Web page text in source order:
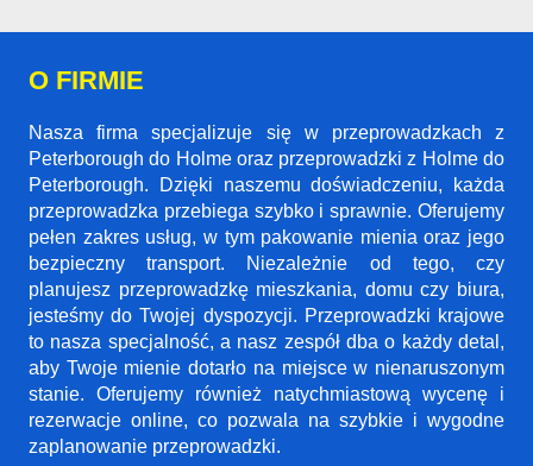
O FIRMIE
Nasza firma specjalizuje się w przeprowadzkach z
Peterborough do Holme oraz przeprowadzki z Holme do
Peterborough. Dzięki naszemu doświadczeniu, każda
przeprowadzka przebiega szybko i sprawnie. Oferujemy
pełen zakres usług, w tym pakowanie mienia oraz jego
bezpieczny transport. Niezależnie od tego, czy
planujesz przeprowadzkę mieszkania, domu czy biura,
jesteśmy do Twojej dyspozycji. Przeprowadzki krajowe
to nasza specjalność, a nasz zespół dba o każdy detal,
aby Twoje mienie dotarło na miejsce w nienaruszonym
stanie. Oferujemy również natychmiastową wycenę i
rezerwacje online, co pozwala na szybkie i wygodne
zaplanowanie przeprowadzki.